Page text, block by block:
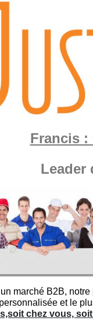
Francis :
Leader
marché B2B,
et le
chez vous,